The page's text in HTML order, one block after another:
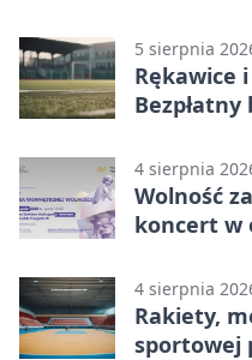
5 sierpnia
Rękawice
Bezpłatny
4 sierpnia
Wolność
koncert w
4 sierpnia
Rakiety,
sportowej